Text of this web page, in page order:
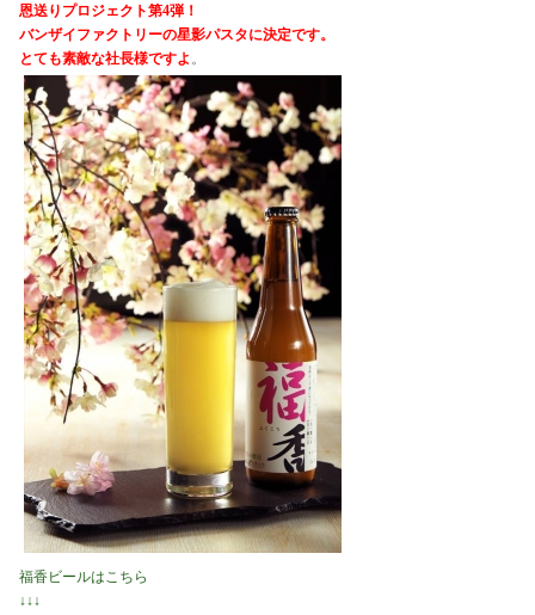
恩送りプロジェクト第4弾！
バンザイファクトリーの星影パスタに決定です。
とても素敵な社長様ですよ 。
福香ビールはこちら
↓↓↓